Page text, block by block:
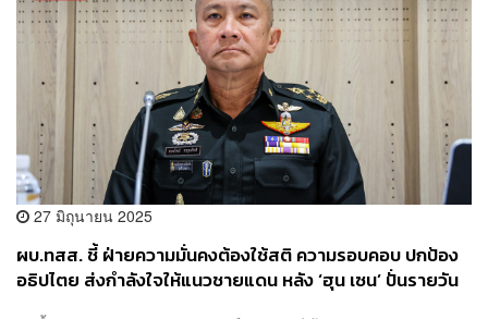
27 มิถุนายน 2025
ผบ.ทสส. ชี้ ฝ่ายความมั่นคงต้องใช้สติ ความรอบคอบ ปกป้อง
อธิปไตย ส่งกำลังใจให้แนวชายแดน หลัง ‘ฮุน เซน’ ปั่นรายวัน